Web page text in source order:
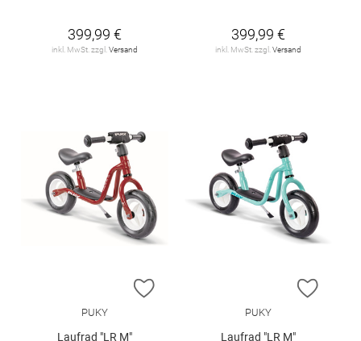
399,99 €
inkl. MwSt. zzgl. Versand
399,99 €
inkl. MwSt. zzgl. Versand
ZUR WUNSCHLISTE HINZUFÜGEN
PUKY
Laufrad "LR M"
ZUR
PUKY
Laufrad "LR M"